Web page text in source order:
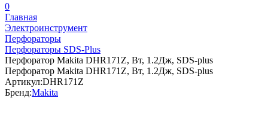
0
Главная
Электроинструмент
Перфораторы
Перфораторы SDS-Plus
Перфоратор Makita DHR171Z, Вт, 1.2Дж, SDS-plus
Перфоратор Makita DHR171Z, Вт, 1.2Дж, SDS-plus
Артикул:DHR171Z
Бренд:Makita